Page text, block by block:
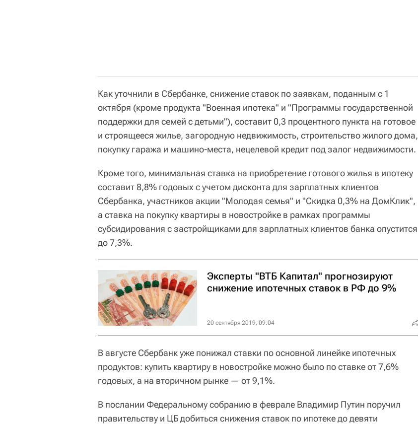
Как уточнили в Сбербанке, снижение ставок по заявкам, поданным с 1
октября (кроме продукта "Военная ипотека" и "Программы государственной
поддержки для семей с детьми"), составит 0,3 процентного пункта на готовое
и строящееся жилье, загородную недвижимость, строительство жилого дома,
покупку гаража и машино-места, нецелевой кредит под залог недвижимости.
Кроме того, минимальная ставка на приобретение готового жилья в ипотеку
составит 8,8% годовых с учетом дисконта для зарплатных клиентов
Сбербанка, участников акции "Молодая семья" и "Скидка 0,3% на ДомКлик",
а ставка на покупку квартиры в новостройке в рамках программы
субсидирования с застройщиками для зарплатных клиентов банка опустится
до 7,3%.
Эксперты "ВТБ Капитал" прогнозируют
снижение ипотечных ставок в РФ до 9%
20 сентября 2019, 09:04
В августе Сбербанк уже понижал ставки по основной линейке ипотечных
продуктов: купить квартиру в новостройке можно было по ставке от 7,6%
годовых, а на вторичном рынке — от 9,1%.
В послании Федеральному собранию в феврале Владимир Путин поручил
правительству и ЦБ добиться снижения ставок по ипотеке до девяти